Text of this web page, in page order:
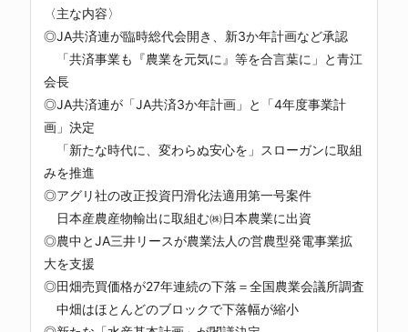
〈主な内容〉
◎JA共済連が臨時総代会開き、新3か年計画など承認
「共済事業も『農業を元気に』等を合言葉に」と青江
会長
◎JA共済連が「JA共済3か年計画」と「4年度事業計
画」決定
「新たな時代に、変わらぬ安心を」スローガンに取組
みを推進
◎アグリ社の改正投資円滑化法適用第一号案件
日本産農産物輸出に取組む㈱日本農業に出資
◎農中とJA三井リースが農業法人の営農型発電事業拡
大を支援
◎田畑売買価格が27年連続の下落＝全国農業会議所調査
中畑はほとんどのブロックで下落幅が縮小